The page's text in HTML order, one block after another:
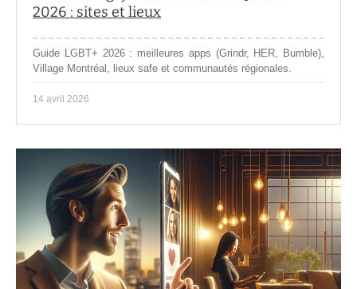
2026 : sites et lieux
Guide LGBT+ 2026 : meilleures apps (Grindr, HER, Bumble),
Village Montréal, lieux safe et communautés régionales.
14 avril 2026